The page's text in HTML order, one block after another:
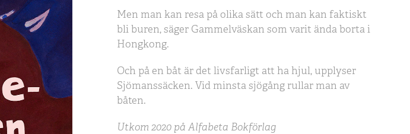
Men man kan resa på olika sätt och man kan faktiskt
bli buren, säger Gammelväskan som varit ända borta i
Hongkong.
Och på en båt är det livsfarligt att ha hjul, upplyser
Sjömanssäcken. Vid minsta sjögång rullar man av
båten.
Utkom 2020 på Alfabeta Bokförlag